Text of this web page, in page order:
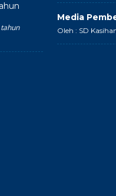
Media
Oleh : SD